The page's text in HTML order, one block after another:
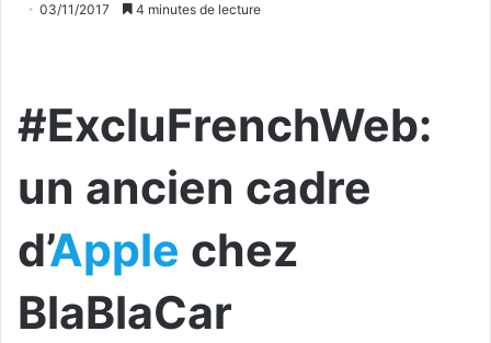
03/11/2017 4 minutes de lecture
#ExcluFrenchWeb:
un ancien cadre
d’Apple chez
BlaBlaCar